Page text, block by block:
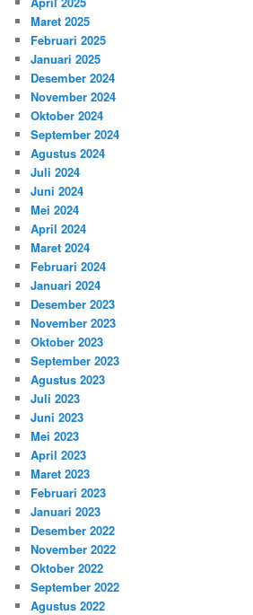
Maret 2025
Februari 2025
Januari 2025
Desember 2024
November 2024
Oktober 2024
September 2024
Agustus 2024
Juli 2024
Juni 2024
Mei 2024
April 2024
Maret 2024
Februari 2024
Januari 2024
Desember 2023
November 2023
Oktober 2023
September 2023
Agustus 2023
Juli 2023
Juni 2023
Mei 2023
April 2023
Maret 2023
Februari 2023
Januari 2023
Desember 2022
November 2022
Oktober 2022
September 2022
Agustus 2022